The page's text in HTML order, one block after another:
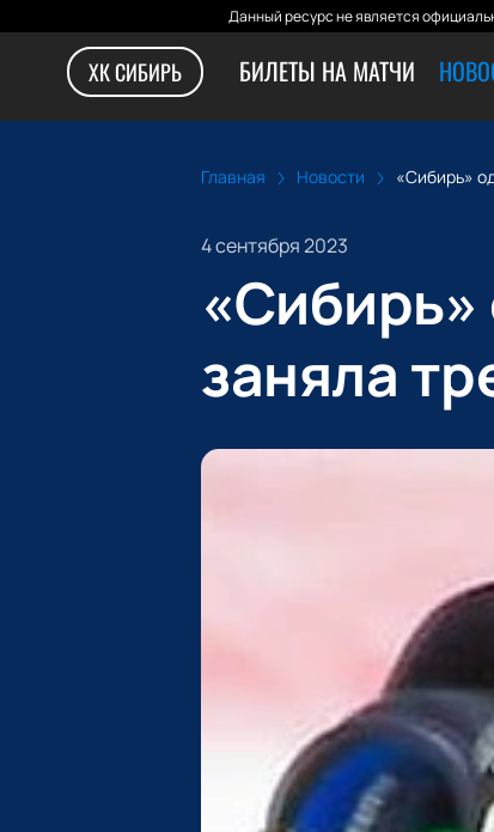
Данный ресурс не является
ХК СИБИРЬ БИЛЕТЫ НА МАТЧИ
Главная Новости «Сибирь»
4 сентября 2023
заняла